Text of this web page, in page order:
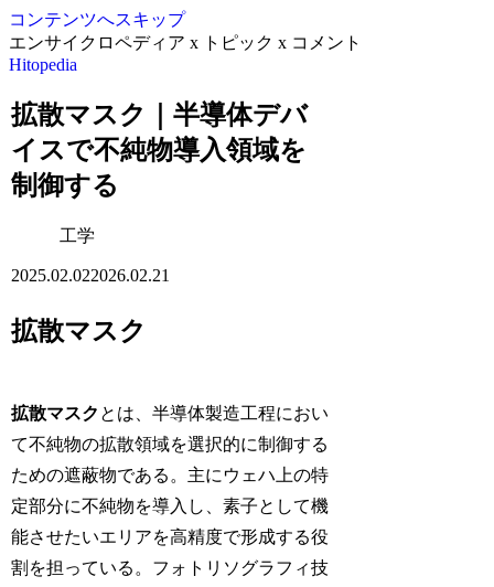
コンテンツへスキップ
エンサイクロペディア x トピック x コメント
Hitopedia
拡散マスク｜半導体デバ
イスで不純物導入領域を
制御する
工学
2025.02.022026.02.21
拡散マスク
拡散マスク とは、半導体製造工程におい
て不純物の拡散領域を選択的に制御する
ための遮蔽物である。主にウェハ上の特
定部分に不純物を導入し、素子として機
能させたいエリアを高精度で形成する役
割を担っている。フォトリソグラフィ技